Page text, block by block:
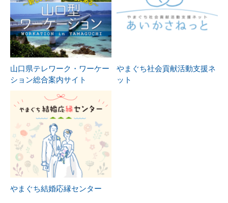
山口県テレワーク・ワーケー
ション総合案内サイト
やまぐち社会貢献活動支援ネ
ット
やまぐち結婚応縁センター